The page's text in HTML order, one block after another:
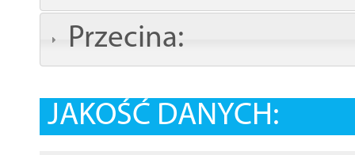
Przecina:
JAKOŚĆ DANYCH: